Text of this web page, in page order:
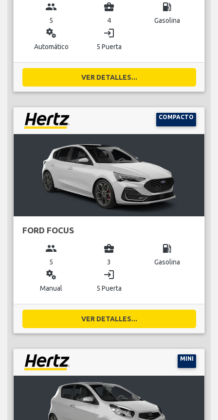
group
5
business_center
4
local_gas_station
Gasolina
miscellaneous_services
Automático
login
5 Puerta
VER DETALLES...
COMPACTO
FORD FOCUS
group
5
business_center
3
local_gas_station
Gasolina
miscellaneous_services
Manual
login
5 Puerta
VER DETALLES...
MINI